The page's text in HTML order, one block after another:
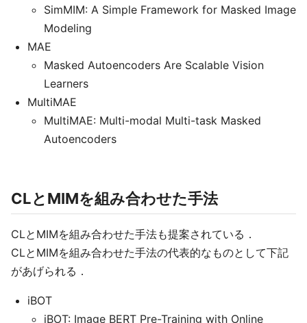
SimMIM: A Simple Framework for Masked Image
Modeling
MAE
Masked Autoencoders Are Scalable Vision
Learners
MultiMAE
MultiMAE: Multi-modal Multi-task Masked
Autoencoders
CLとMIMを組み合わせた手法
CLとMIMを組み合わせた手法も提案されている．
CLとMIMを組み合わせた手法の代表的なものとして下記
があげられる．
iBOT
iBOT: Image BERT Pre-Training with Online